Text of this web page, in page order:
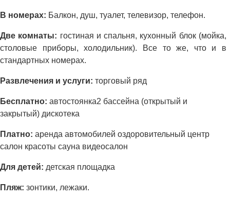
В номерах: Балкон, душ, туалет, телевизор, телефон.
Две комнаты: гостиная и спальня, кухонный блок (мойка,
столовые приборы, холодильник). Все то же, что и в
стандартных номерах.
Развлечения и услуги: торговый ряд
Бесплатно: автостоянка2 бассейна (открытый и
закрытый) дискотека
Платно: аренда автомобилей оздоровительный центр
салон красоты сауна видеосалон
Для детей: детская площадка
Пляж: зонтики, лежаки.